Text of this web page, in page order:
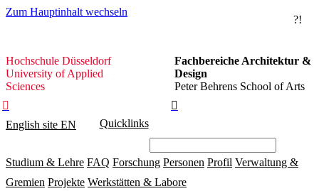
Zum Hauptinhalt wechseln
?!
Hochschule
Düsseldorf
Hochschule Düsseldorf
University of Applied
Sciences
Fachbereiche Architektur &
Design
Peter Behrens School of Arts


English site EN Quicklinks
Studium & Lehre FAQ Forschung Personen Profil Verwaltung &
Gremien Projekte Werkstätten & Labore